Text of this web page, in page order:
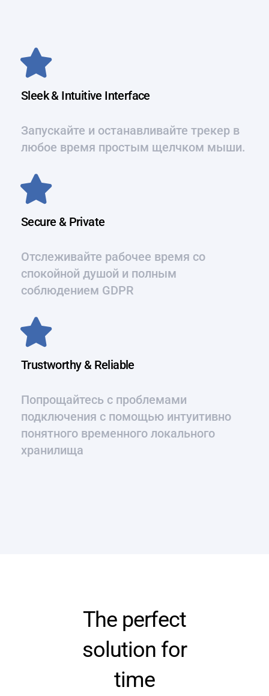
Sleek & Intuitive Interface
Запускайте и останавливайте трекер в
любое время простым щелчком мыши.
Secure & Private
Отслеживайте рабочее время со
спокойной душой и полным
соблюдением GDPR
Trustworthy & Reliable
Попрощайтесь с проблемами
подключения с помощью интуитивно
понятного временного локального
хранилища
The perfect
solution for
time